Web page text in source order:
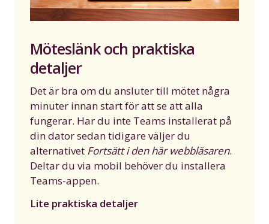
Möteslänk och praktiska
detaljer
Det är bra om du ansluter till mötet några
minuter innan start för att se att alla
fungerar. Har du inte Teams installerat på
din dator sedan tidigare väljer du
alternativet Fortsätt i den här webbläsaren.
Deltar du via mobil behöver du installera
Teams-appen.
Lite praktiska detaljer